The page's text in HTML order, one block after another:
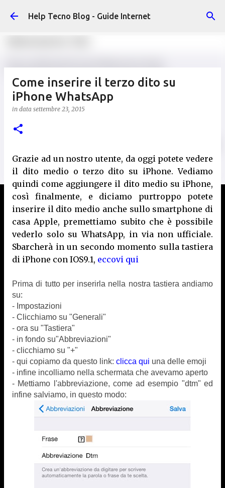
Passa ai contenuti principali
Help Tecno Blog - Guide Internet
Come inserire il terzo dito su
iPhone WhatsApp
in data settembre 23, 2015
Grazie ad un nostro utente, da oggi potete vedere
il dito medio o terzo dito su iPhone. Vediamo
quindi come aggiungere il dito medio su iPhone,
così finalmente, e diciamo purtroppo potete
inserire il dito medio anche sullo smartphone di
casa Apple, premettiamo subito che è possibile
vederlo solo su WhatsApp, in via non ufficiale.
Sbarcherà in un secondo momento sulla tastiera
di iPhone con IOS9.1, eccovi qui
Prima di tutto per inserirla nella nostra tastiera andiamo
su:
- Impostazioni
- Clicchiamo su "Generali"
- ora su "Tastiera"
- in fondo su"Abbreviazioni"
- clicchiamo su "+"
- qui copiamo da questo link: clicca qui una delle emoji
- infine incolliamo nella schermata che avevamo aperto
- Mettiamo l'abbreviazione, come ad esempio "dtm" ed
infine salviamo, in questo modo: